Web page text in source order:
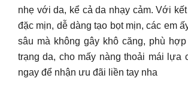
nhẹ với da, kể cả da nhạy cảm. Với
đặc mịn, dễ dàng tạo bọt mịn, các em
sâu mà không gây khô căng, phù
trạng da, cho mấy nàng thoải mái lựa
ngay để nhận ưu đãi liền tay nha